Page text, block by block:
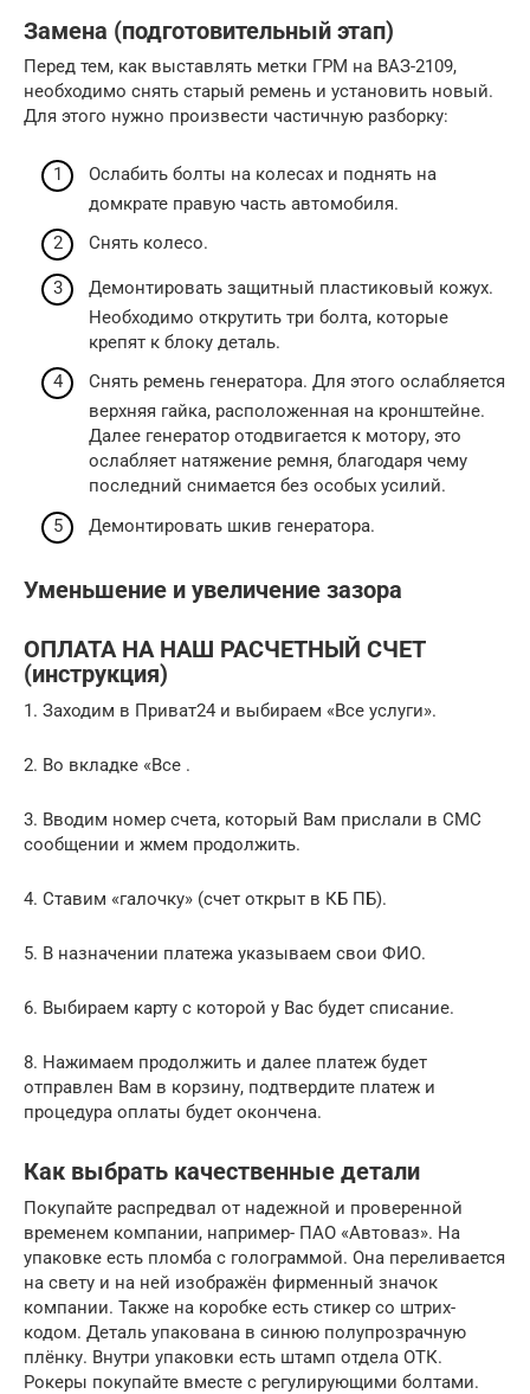
Замена (подготовительный этап)
Перед тем, как выставлять метки ГРМ на ВАЗ-2109,
необходимо снять старый ремень и установить новый.
Для этого нужно произвести частичную разборку:
Ослабить болты на колесах и поднять на
домкрате правую часть автомобиля.
Снять колесо.
Демонтировать защитный пластиковый кожух.
Необходимо открутить три болта, которые
крепят к блоку деталь.
Снять ремень генератора. Для этого ослабляется
верхняя гайка, расположенная на кронштейне.
Далее генератор отодвигается к мотору, это
ослабляет натяжение ремня, благодаря чему
последний снимается без особых усилий.
Демонтировать шкив генератора.
Уменьшение и увеличение зазора
ОПЛАТА НА НАШ РАСЧЕТНЫЙ СЧЕТ
(инструкция)
1. Заходим в Приват24 и выбираем «Все услуги».
2. Во вкладке «Все .
3. Вводим номер счета, который Вам прислали в СМС
сообщении и жмем продолжить.
4. Ставим «галочку» (счет открыт в КБ ПБ).
5. В назначении платежа указываем свои ФИО.
6. Выбираем карту с которой у Вас будет списание.
8. Нажимаем продолжить и далее платеж будет
отправлен Вам в корзину, подтвердите платеж и
процедура оплаты будет окончена.
Как выбрать качественные детали
Покупайте распредвал от надежной и проверенной
временем компании, например- ПАО «Автоваз». На
упаковке есть пломба с голограммой. Она переливается
на свету и на ней изображён фирменный значок
компании. Также на коробке есть стикер со штрих-
кодом. Деталь упакована в синюю полупрозрачную
плёнку. Внутри упаковки есть штамп отдела ОТК.
Рокеры покупайте вместе с регулирующими болтами.